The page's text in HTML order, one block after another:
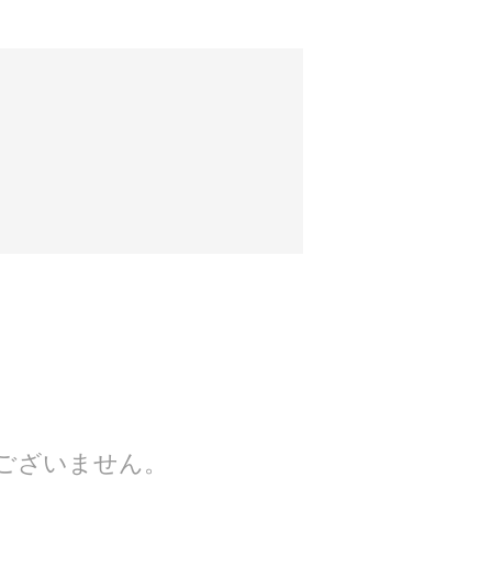
ざいません。